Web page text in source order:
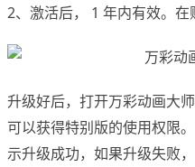
2、激活后， 1 年内有效。在
升级好后，打开万彩动画大
可以获得特别版的使用权限
示升级成功，如果升级失败